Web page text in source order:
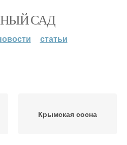
САД
статьи
Крымская сосна